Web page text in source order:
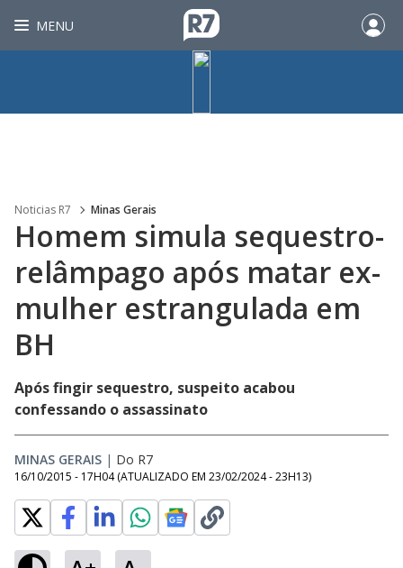
MENU
Noticias R7 Minas Gerais
Homem simula sequestro-
relâmpago após matar ex-
mulher estrangulada em
BH
Após fingir sequestro, suspeito acabou
confessando o assassinato
MINAS GERAIS | Do R7
16/10/2015 - 17H04 (ATUALIZADO EM 23/02/2024 - 23H13)